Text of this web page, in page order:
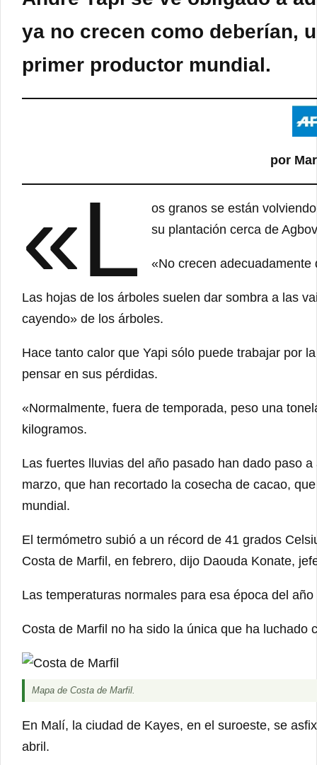
ya no crecen como deberían,
primer productor mundial.
por
«L
os granos se están
su plantación cerca de
«No crecen adecuadamente
Las hojas de los árboles suelen dar sombra a las
cayendo» de los árboles.
Hace tanto calor que Yapi sólo puede trabajar por
pensar en sus pérdidas.
«Normalmente, fuera de temporada, peso una
kilogramos.
Las fuertes lluvias del año pasado han dado paso
marzo, que han recortado la cosecha de cacao,
mundial.
El termómetro subió a un récord de 41 grados
Costa de Marfil, en febrero, dijo Daouda Konate,
Las temperaturas normales para esa época del
Costa de Marfil no ha sido la única que ha luchado
Mapa de Costa de Marfil.
En Malí, la ciudad de Kayes, en el suroeste, se
abril.